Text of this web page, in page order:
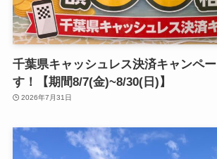
千葉県キャッシュレス決済キャンペ
す！【期間8/7(金)~8/30(日)】
2026年7月31日